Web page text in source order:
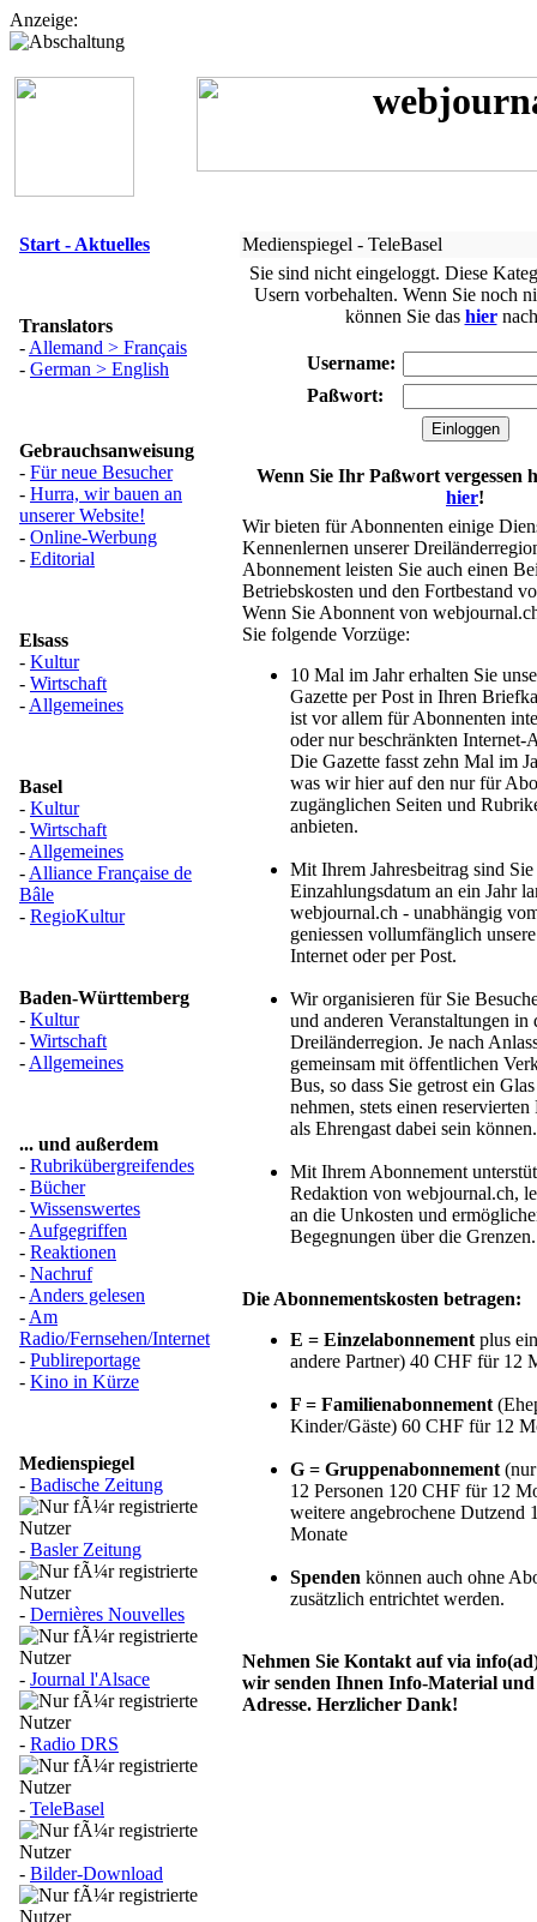
Anzeige:
Start - Aktuelles
Translators
- Allemand > Français
- German > English
Gebrauchsanweisung
- Für neue Besucher
- Hurra, wir bauen an
unserer Website!
- Online-Werbung
- Editorial
Elsass
- Kultur
- Wirtschaft
- Allgemeines
Basel
- Kultur
- Wirtschaft
- Allgemeines
- Alliance Française de
Bâle
- RegioKultur
Baden-Württemberg
- Kultur
- Wirtschaft
- Allgemeines
... und außerdem
- Rubrikübergreifendes
- Bücher
- Wissenswertes
- Aufgegriffen
- Reaktionen
- Nachruf
- Anders gelesen
- Am
Radio/Fernsehen/Internet
- Publireportage
- Kino in Kürze
Medienspiegel
- Badische Zeitung
- Basler Zeitung
- Dernières Nouvelles
- Journal l'Alsace
- Radio DRS
- TeleBasel
- Bilder-Download
Medienspiegel - TeleBasel
Sie sind nicht eingeloggt. Diese
Usern vorbehalten. Wenn Sie noch
können Sie das hier
Username:
Paßwort:
Wenn Sie Ihr Paßwort vergessen
hier!
Wir bieten für Abonnenten einige
Kennenlernen unserer
Abonnement leisten Sie auch einen
Betriebskosten und den Fortbestand
Wenn Sie Abonnent von
Sie folgende Vorzüge:
10 Mal im Jahr erhalten Sie
Gazette per Post in Ihren
ist vor allem für Abonnenten
oder nur beschränkten Internet-
Die Gazette fasst zehn Mal im
was wir hier auf den nur für
zugänglichen Seiten und
anbieten.
Mit Ihrem Jahresbeitrag sind
Einzahlungsdatum an ein Jahr
webjournal.ch - unabhängig
geniessen vollumfänglich
Internet oder per Post.
Wir organisieren für Sie
und anderen Veranstaltungen in
Dreiländerregion. Je nach
gemeinsam mit öffentlichen
Bus, so dass Sie getrost ein
nehmen, stets einen
als Ehrengast dabei sein können.
Mit Ihrem Abonnement
Redaktion von webjournal.ch,
an die Unkosten und
Begegnungen über die Grenzen.
Die Abonnementskosten betragen:
E = Einzelabonnement plus
andere Partner) 40 CHF für 12
F = Familienabonnement
Kinder/Gäste) 60 CHF für 12
G = Gruppenabonnement
12 Personen 120 CHF für 12
weitere angebrochene Dutzend
Monate
Spenden können auch ohne
zusätzlich entrichtet werden.
Nehmen Sie Kontakt auf via
wir senden Ihnen Info-Material
Adresse. Herzlicher Dank!